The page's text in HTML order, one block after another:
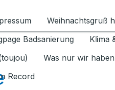
für Datenschutz 1.6.2026
Weihnachtsgruß
Badsanierung
Klima
Was nur wir
Record